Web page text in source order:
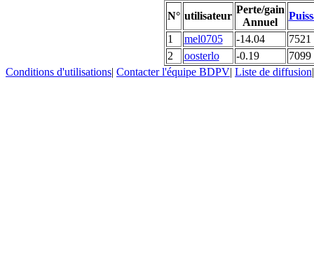
N° utilisateur
Perte/gain
Annuel
1
mel0705 -14.04
7521
2
oosterlo -0.19
7099
Conditions d'utilisations| Contacter l'équipe BDPV| Liste de diffusion